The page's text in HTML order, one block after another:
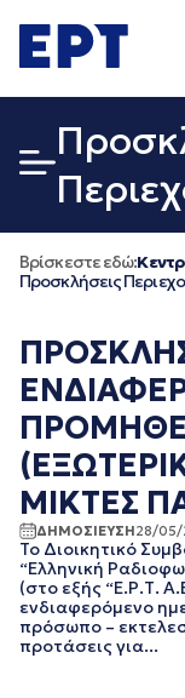
σε
περιεχόμενο
Βρίσκεστε εδώ:
Προσκλήσεις
ΜΙΚΤΕΣ
ΔΗΜΟΣΙΕΥΣΗ28/05/
Το Διοικητικό
“Ελληνική
(στο εξής “Ε.Ρ.Τ.
ενδιαφερόμενο
πρόσωπο –
προτάσεις για...